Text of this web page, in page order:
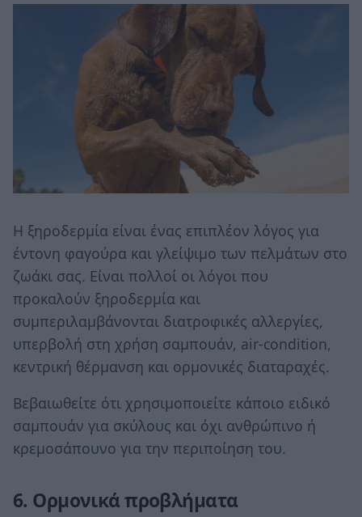
Η ξηροδερμία είναι ένας επιπλέον λόγος για
έντονη φαγούρα και γλείψιμο των πελμάτων στο
ζωάκι σας. Είναι πολλοί οι λόγοι που
προκαλούν ξηροδερμία και
συμπεριλαμβάνονται διατροφικές αλλεργίες,
υπερβολή στη χρήση σαμπουάν, air-condition,
κεντρική θέρμανση και ορμονικές διαταραχές.
Βεβαιωθείτε ότι χρησιμοποιείτε κάποιο ειδικό
σαμπουάν για σκύλους και όχι ανθρώπινο ή
κρεμοσάπουνο για την περιποίηση του.
6. Ορμονικά προβλήματα